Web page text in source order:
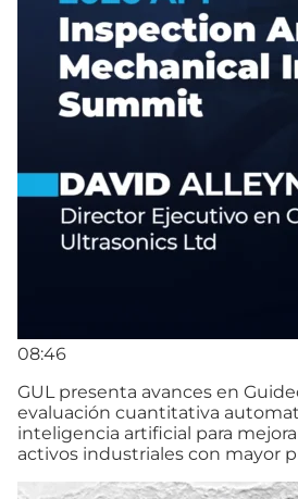
08:46
GUL presenta avances en
evaluación cuantitativa
inteligencia artificial para
activos industriales con mayor